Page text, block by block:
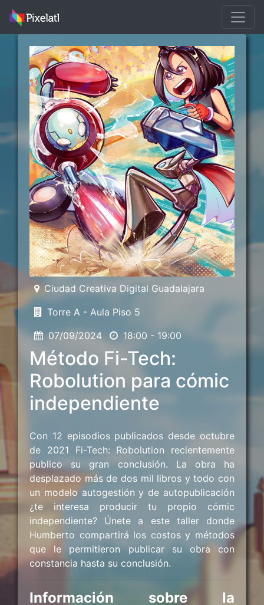
Ciudad Creativa Digital Guadalajara
Torre A - Aula Piso 5
07/09/2024
18:00 - 19:00
Método Fi-Tech:
Robolution para cómic
independiente
Con 12 episodios publicados desde octubre
de 2021 Fi-Tech: Robolution recientemente
publico su gran conclusión. La obra ha
desplazado más de dos mil libros y todo con
un modelo autogestión y de autopublicación
¿te interesa producir tu propio cómic
independiente? Únete a este taller donde
Humberto compartirá los costos y métodos
que le permitieron publicar su obra con
constancia hasta su conclusión.
Información sobre la